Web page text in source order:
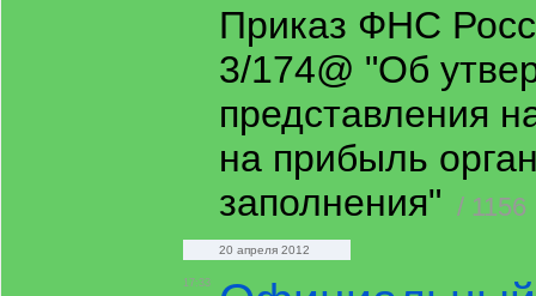
Приказ ФНС
3/174@ "Об
представления
на прибыль
заполнения" / 1156
20 апреля 2012
17:33